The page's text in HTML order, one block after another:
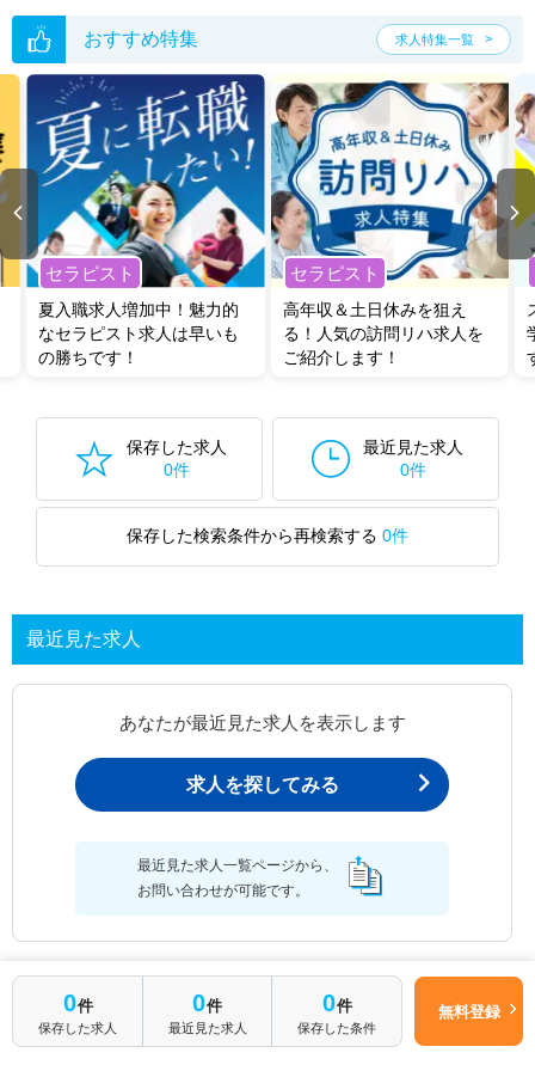
おすすめ特集 求人特集一覧
セラピスト
夏入職求人増加中！魅力的
なセラピスト求人は早いも
の勝ちです！
セラピスト
高年収＆土日休みを狙え
る！人気の訪問リハ求人を
ご紹介します！
保存した求人
0件
最近見た求人
0件
保存した検索条件から再検索する 0件
最近見た求人
あなたが最近見た求人を表示します
求人を探してみる
最近見た求人一覧ページから、
お問い合わせが可能です。
最近見た求人一覧
0件
保存した求人
0件
最近見た求人
0件
保存した条件
無料登録